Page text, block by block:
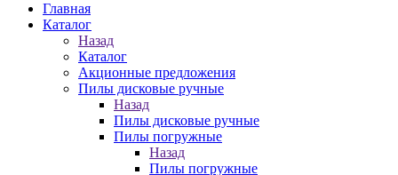
Главная
Каталог
Назад
Каталог
Акционные предложения
Пилы дисковые ручные
Назад
Пилы дисковые ручные
Пилы погружные
Назад
Пилы погружные